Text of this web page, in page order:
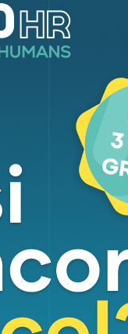
Cronaca
A
nuova
Comunità
sede della
territoriale